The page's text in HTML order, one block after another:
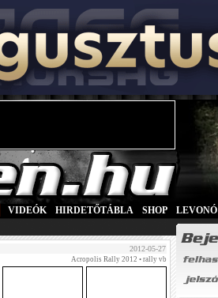
VIDEÓK HIRDETŐTÁBLA SHOP LEVONÓ
2012-05-27
Acropolis Rally 2012 • rally vb